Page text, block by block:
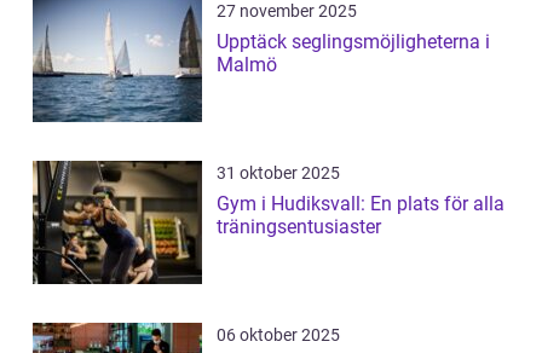
27 november 2025
Upptäck seglingsmöjligheterna i
Malmö
31 oktober 2025
Gym i Hudiksvall: En plats för alla
träningsentusiaster
06 oktober 2025